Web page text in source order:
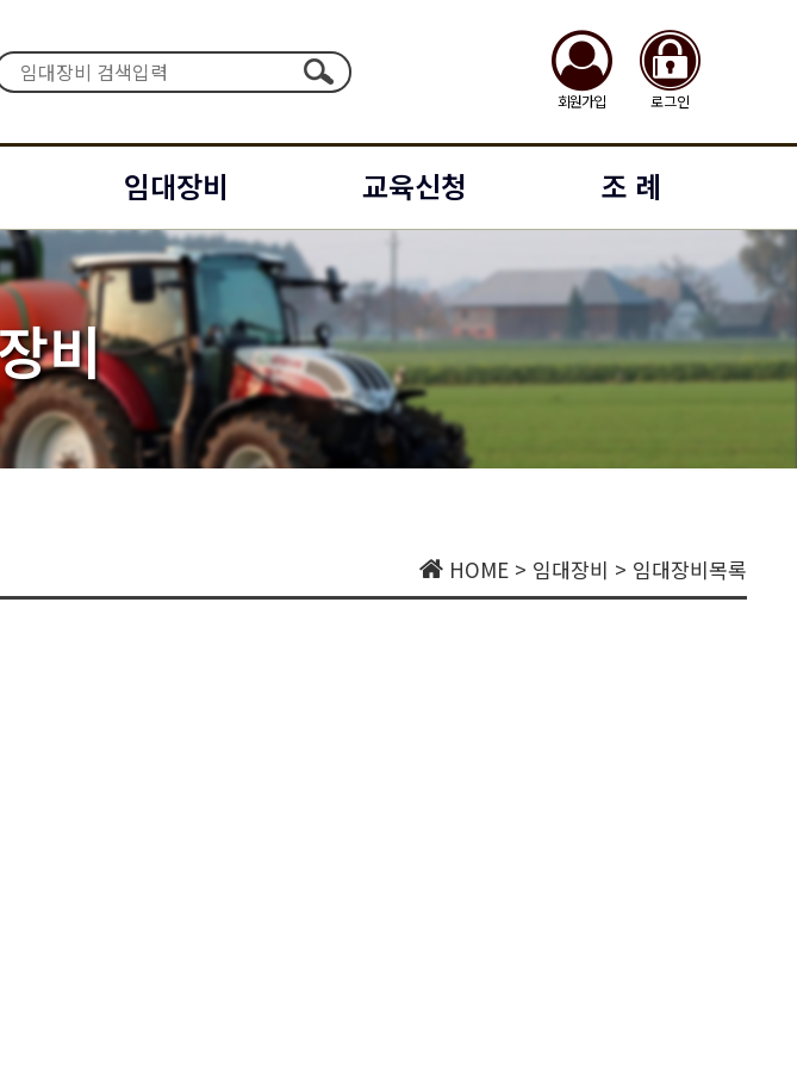
회원가입 로그인
임대장비 교육신청 조 례
비
HOME > 임대장비 > 임대장비목록